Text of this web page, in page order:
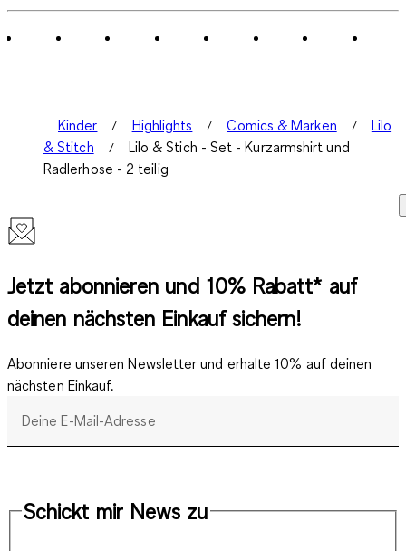
Kinder Highlights Comics & Marken
Lilo
& Stitch
Lilo & Stich - Set - Kurzarmshirt und
Radlerhose - 2 teilig
Jetzt abonnieren und 10% Rabatt* auf
deinen nächsten Einkauf sichern!
Abonniere unseren Newsletter und erhalte 10% auf deinen
nächsten Einkauf.
Deine E-Mail-Adresse
Schickt mir News zu